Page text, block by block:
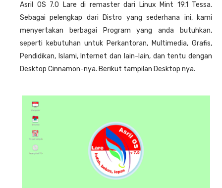
Asril OS 7.0 Lare di remaster dari Linux Mint 19.1 Tessa.
Sebagai pelengkap dari Distro yang sederhana ini, kami
menyertakan berbagai Program yang anda butuhkan,
seperti kebutuhan untuk Perkantoran, Multimedia, Grafis,
Pendidikan, Islami, Internet dan lain-lain, dan tentu dengan
Desktop Cinnamon-nya. Berikut tampilan Desktop nya.